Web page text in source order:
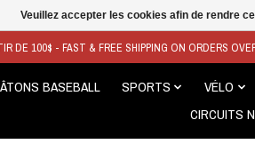
DE 100$ - FAST & FREE SHIPPING ON ORDERS
BASEBALL SPORTS VÉLO
CIRCUITS
Veuillez accepter les cookies afin de rendre